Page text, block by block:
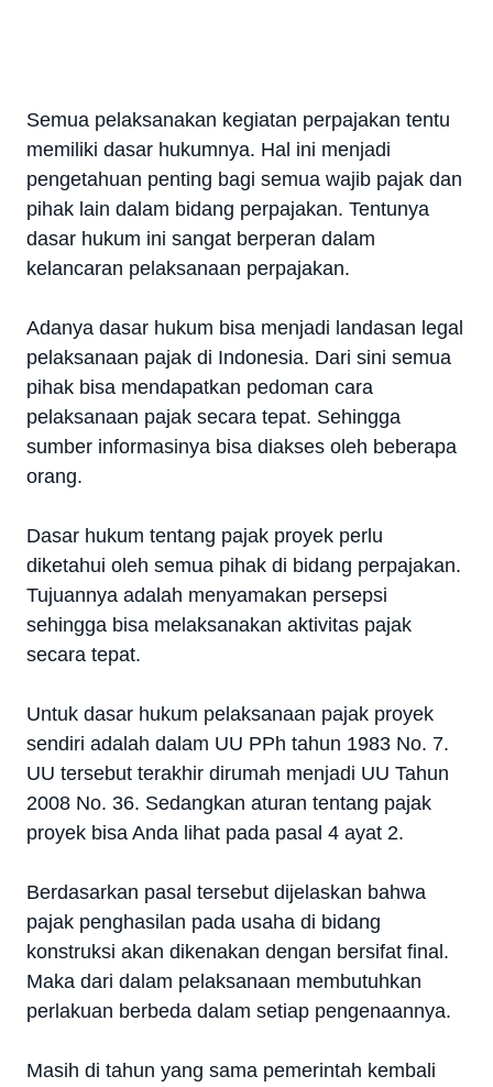
Semua pelaksanakan kegiatan perpajakan tentu
memiliki dasar hukumnya. Hal ini menjadi
pengetahuan penting bagi semua wajib pajak dan
pihak lain dalam bidang perpajakan. Tentunya
dasar hukum ini sangat berperan dalam
kelancaran pelaksanaan perpajakan.
Adanya dasar hukum bisa menjadi landasan legal
pelaksanaan pajak di Indonesia. Dari sini semua
pihak bisa mendapatkan pedoman cara
pelaksanaan pajak secara tepat. Sehingga
sumber informasinya bisa diakses oleh beberapa
orang.
Dasar hukum tentang pajak proyek perlu
diketahui oleh semua pihak di bidang perpajakan.
Tujuannya adalah menyamakan persepsi
sehingga bisa melaksanakan aktivitas pajak
secara tepat.
Untuk dasar hukum pelaksanaan pajak proyek
sendiri adalah dalam UU PPh tahun 1983 No. 7.
UU tersebut terakhir dirumah menjadi UU Tahun
2008 No. 36. Sedangkan aturan tentang pajak
proyek bisa Anda lihat pada pasal 4 ayat 2.
Berdasarkan pasal tersebut dijelaskan bahwa
pajak penghasilan pada usaha di bidang
konstruksi akan dikenakan dengan bersifat final.
Maka dari dalam pelaksanaan membutuhkan
perlakuan berbeda dalam setiap pengenaannya.
Masih di tahun yang sama pemerintah kembali